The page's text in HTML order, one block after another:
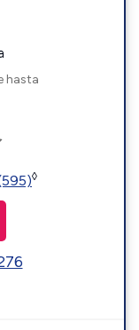
hasta
◊